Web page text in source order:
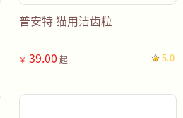
普安特 猫用洁齿粒
￥ 39.00 起 5.0